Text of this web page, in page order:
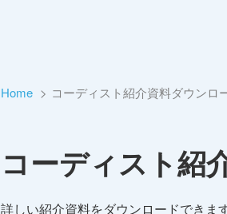
Home コーディスト紹介資料ダウンロ
コーディスト紹
詳しい紹介資料をダウンロードできます